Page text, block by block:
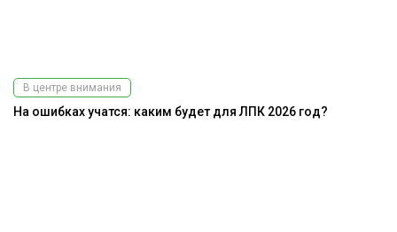
В центре внимания
На ошибках учатся: каким будет для ЛПК 2026 год?